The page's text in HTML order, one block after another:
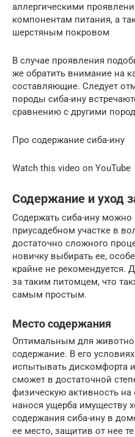
аллергическими
компонентам питания, а
шерстяным покровом
В случае проявления
же обратить внимание на
составляющие. Следует
породы сиба-ину
сравнению с другими
Про содержание сиба-ину
Watch this video on YouTube
Содержание и уход
Содержать сиба-ину можно
приусадебном участке в
достаточно сложного
новичку выбирать ее,
крайне не рекомендуется.
за таким питомцем, что
самым простым.
Место содержания
Оптимальным для
содержание. В его
испытывать дискомфорта
сможет в достаточной
физическую активность
нанося ущерба имуществу
содержания сиба-ину в
ее место, защитив от нее